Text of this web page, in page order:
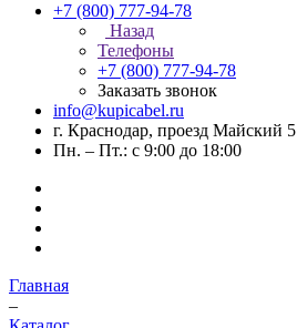
+7 (800) 777-94-78
Назад
Телефоны
+7 (800) 777-94-78
Заказать звонок
info@kupicabel.ru
г. Краснодар, проезд Майский 5
Пн. – Пт.: с 9:00 до 18:00
Главная
–